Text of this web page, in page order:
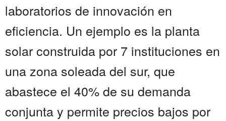
laboratorios de innovación en
eficiencia. Un ejemplo es la planta
solar construida por 7 instituciones en
una zona soleada del sur, que
abastece el 40% de su demanda
conjunta y permite precios bajos por